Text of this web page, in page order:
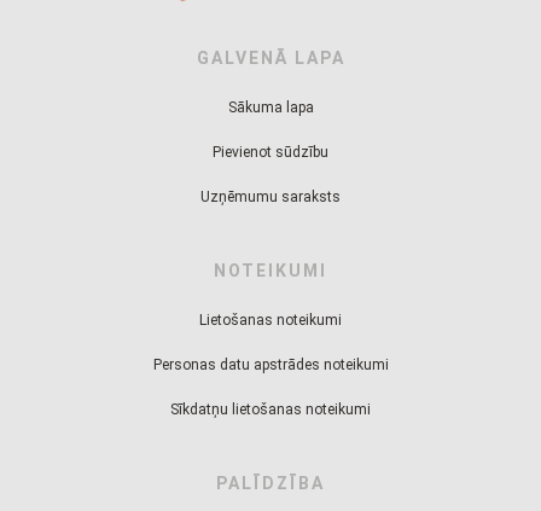
GALVENĀ LAPA
Sākuma lapa
Pievienot sūdzību
Uzņēmumu saraksts
NOTEIKUMI
Lietošanas noteikumi
Personas datu apstrādes noteikumi
Sīkdatņu lietošanas noteikumi
PALĪDZĪBA